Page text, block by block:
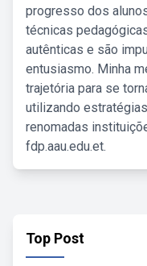
progresso dos
técnicas
autênticas e são
entusiasmo. Minha
trajetória para se
utilizando
renomadas
fdp.aau.edu.et.
Top Post